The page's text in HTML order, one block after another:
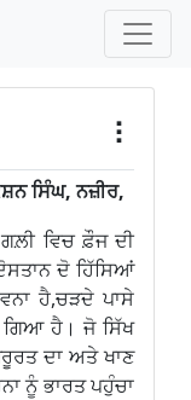
ਸਿੰਘ, ਨਜ਼ੀਰ,
ਵਿਚ ਫ਼ੌਜ ਦੀ
ਦੋ ਹਿੱਸਿਆਂ
ਹੈ,ਚੜਦੇ ਪਾਸੇ
ਗਿਆ ਹੈ। ਜੋ ਸਿੱਖ
ਦਾ ਅਤੇ ਖਾਣ
ਨੂੰ ਭਾਰਤ ਪਹੁੰਚਾ